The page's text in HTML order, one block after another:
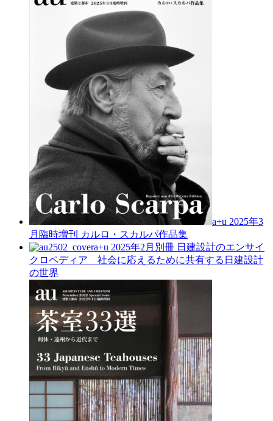
a+u 2025年3
月臨時増刊 カルロ・スカルパ作品集
a+u 2025年2月別冊 日建設計のエンサイ
クロペディア 社会に応えるために共有する日建設計
の世界